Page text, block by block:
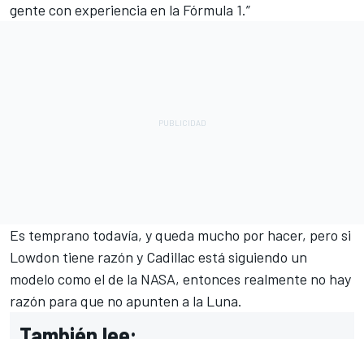
gente con experiencia en la Fórmula 1.”
Es temprano todavía, y queda mucho por hacer, pero si
Lowdon tiene razón y Cadillac está siguiendo un
modelo como el de la NASA, entonces realmente no hay
razón para que no apunten a la Luna.